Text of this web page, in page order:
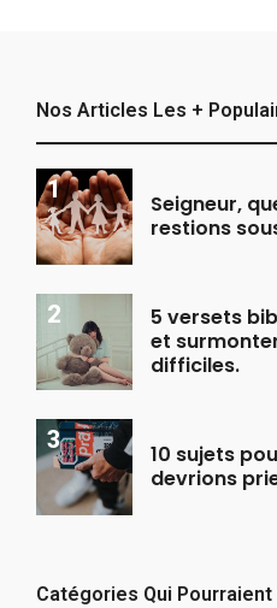
Nos Articles Les +
Seigneur,
restions
5 versets
et
difficiles.
10 sujets
devrions
Catégories Qui